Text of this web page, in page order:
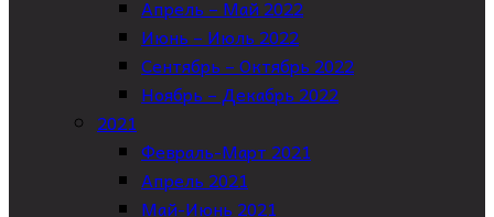
Апрель – Май 2022
Июнь – Июль 2022
Сентябрь – Октябрь 2022
Ноябрь – Декабрь 2022
2021
Февраль-Март 2021
Апрель 2021
Май-Июнь 2021